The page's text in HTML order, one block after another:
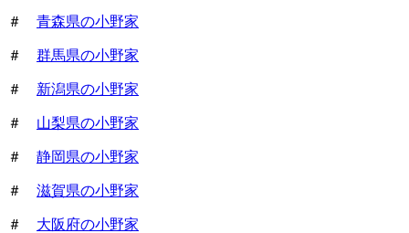
＃ 青森県の小野家
＃ 群馬県の小野家
＃ 新潟県の小野家
＃ 山梨県の小野家
＃ 静岡県の小野家
＃ 滋賀県の小野家
＃ 大阪府の小野家